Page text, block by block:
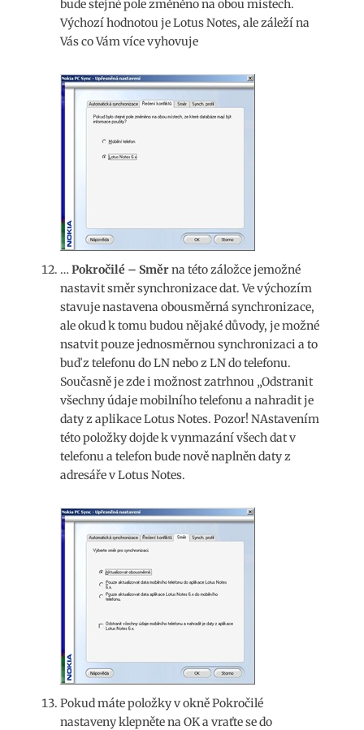
bude stejné pole změněno na obou místech.
Výchozí hodnotou je Lotus Notes, ale záleží na
Vás co Vám více vyhovuje
… Pokročilé – Směrna této záložce jemožné
nastavit směr synchronizace dat. Ve výchozím
stavuje nastavena obousměrná synchronizace,
ale okud k tomu budou nějaké důvody, je možné
nsatvit pouze jednosměrnou synchronizaci a to
buď z telefonu do LN nebo z LN do telefonu.
Současně je zde i možnost zatrhnou „Odstranit
všechny údaje mobilního telefonu a nahradit je
daty z aplikace Lotus Notes. Pozor! NAstavením
této položky dojde k vynmazání všech dat v
telefonu a telefon bude nově naplněn daty z
adresáře v Lotus Notes.
Pokud máte položky v okně Pokročilé
nastaveny klepněte na OK a vraťte se do